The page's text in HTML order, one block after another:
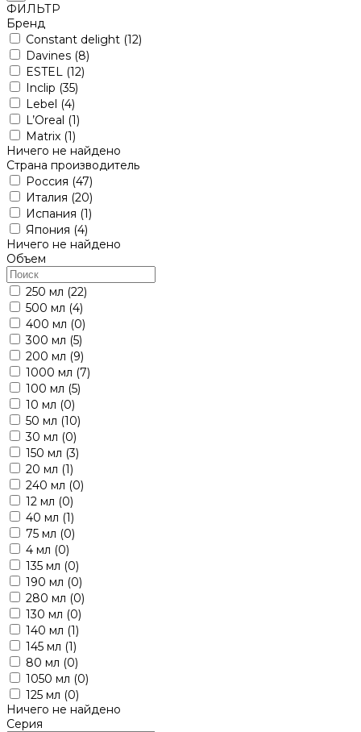
ФИЛЬТР
Бренд
Constant delight (12)
Davines (8)
ESTEL
(12)
Inclip (35)
Lebel (4)
L’Oreal (1)
Matrix (1)
Ничего не найдено
Страна производитель
Россия (47)
Италия (20)
Испания (1)
Япония (4)
Ничего не найдено
Объем
250 мл (22)
500 мл (4)
400 мл (0)
300 мл (5)
200 мл (9)
1000 мл (7)
100 мл (5)
10 мл (0)
50 мл (10)
30 мл (0)
150 мл (3)
20 мл (1)
240 мл (0)
12 мл (0)
40 мл (1)
75 мл (0)
4 мл (0)
135 мл (0)
190 мл (0)
280 мл (0)
130 мл (0)
140 мл (1)
145 мл (1)
80 мл (0)
1050 мл (0)
125 мл (0)
Ничего не найдено
Серия